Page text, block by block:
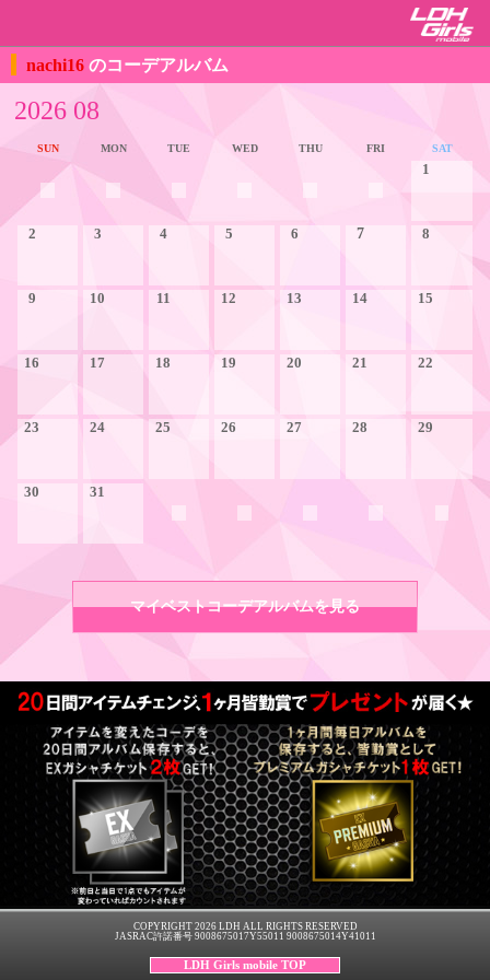
nachi16 のコーデアルバム
2026 08
SUN MON TUE WED THU FRI SAT
1
2 3 4 5 6 7 8
9 10 11 12 13 14 15
16 17 18 19 20 21 22
23 24 25 26 27 28 29
30 31
マイベストコーデアルバムを見る
COPYRIGHT 2026 LDH ALL RIGHTS RESERVED
JASRAC許諾番号 9008675017Y55011 9008675014Y41011
LDH Girls mobile TOP